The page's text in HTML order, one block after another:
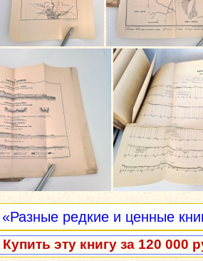
«Разные редкие и ценные
Купить эту книгу за 120 000